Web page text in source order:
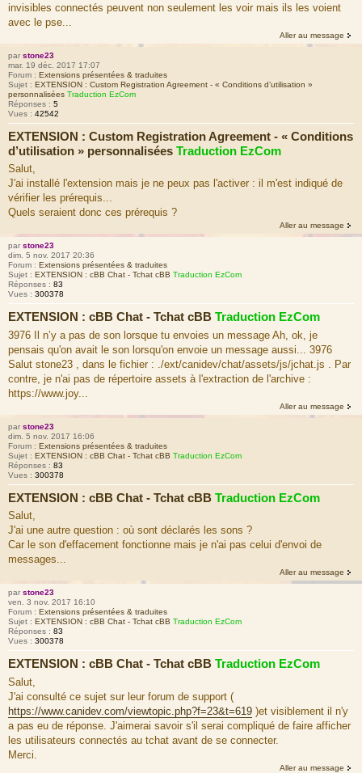
invisibles connectés peuvent non seulement les voir mais ils les voient
avec le pse...
Aller au message
par stone23
mar. 19 déc. 2017 17:07
Forum : Extensions présentées & traduites
Sujet : EXTENSION : Custom Registration Agreement - « Conditions d’utilisation »
personnalisées Traduction EzCom
Réponses : 5
Vues : 42542
EXTENSION : Custom Registration Agreement - « Conditions
d’utilisation » personnalisées Traduction EzCom
Salut,
J'ai installé l'extension mais je ne peux pas l'activer : il m'est indiqué de
vérifier les prérequis...
Quels seraient donc ces prérequis ?
Aller au message
par stone23
dim. 5 nov. 2017 20:36
Forum : Extensions présentées & traduites
Sujet : EXTENSION : cBB Chat - Tchat cBB Traduction EzCom
Réponses : 83
Vues : 300378
EXTENSION : cBB Chat - Tchat cBB Traduction EzCom
3976 Il n’y a pas de son lorsque tu envoies un message Ah, ok, je
pensais qu'on avait le son lorsqu'on envoie un message aussi... 3976
Salut stone23 , dans le fichier : ./ext/canidev/chat/assets/js/jchat.js . Par
contre, je n'ai pas de répertoire assets à l'extraction de l'archive :
https://www.joy...
Aller au message
par stone23
dim. 5 nov. 2017 16:06
Forum : Extensions présentées & traduites
Sujet : EXTENSION : cBB Chat - Tchat cBB Traduction EzCom
Réponses : 83
Vues : 300378
EXTENSION : cBB Chat - Tchat cBB Traduction EzCom
Salut,
J'ai une autre question : où sont déclarés les sons ?
Car le son d'effacement fonctionne mais je n'ai pas celui d'envoi de
messages...
Aller au message
par stone23
ven. 3 nov. 2017 16:10
Forum : Extensions présentées & traduites
Sujet : EXTENSION : cBB Chat - Tchat cBB Traduction EzCom
Réponses : 83
Vues : 300378
EXTENSION : cBB Chat - Tchat cBB Traduction EzCom
Salut,
J'ai consulté ce sujet sur leur forum de support (
https://www.canidev.com/viewtopic.php?f=23&t=619 )et visiblement il n'y
a pas eu de réponse. J'aimerai savoir s'il serai compliqué de faire afficher
les utilisateurs connectés au tchat avant de se connecter.
Merci.
Aller au message